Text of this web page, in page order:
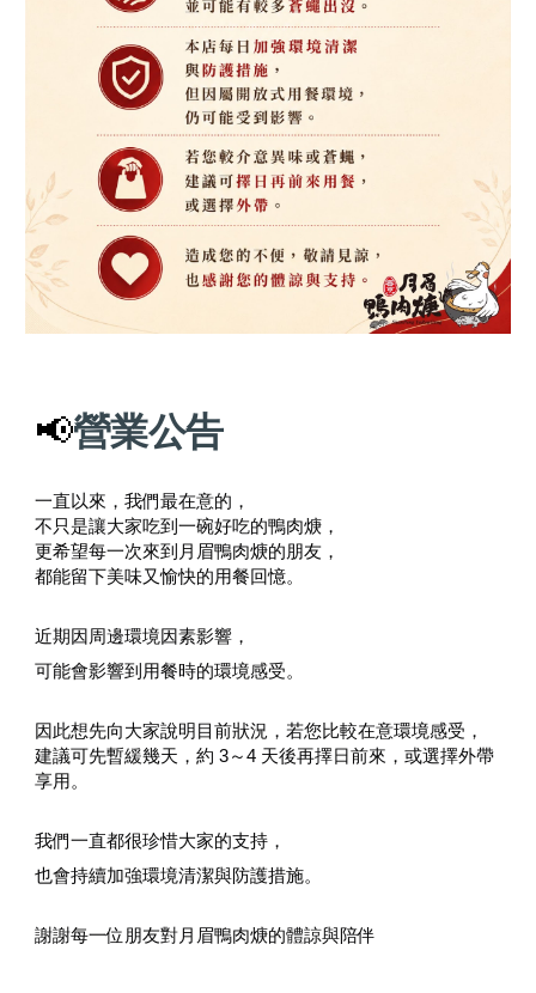
📢營業公告
一直以來，我們最在意的，
不只是讓大家吃到一碗好吃的鴨肉焿，
更希望每一次來到月眉鴨肉焿的朋友，
都能留下美味又愉快的用餐回憶。
近期因周邊環境因素影響，
可能會影響到用餐時的環境感受。
因此想先向大家說明目前狀況，若您比較在意環境感受，
建議可先暫緩幾天，約 3～4 天後再擇日前來，或選擇外帶
享用。
我們一直都很珍惜大家的支持，
也會持續加強環境清潔與防護措施。
謝謝每一位朋友對月眉鴨肉焿的體諒與陪伴